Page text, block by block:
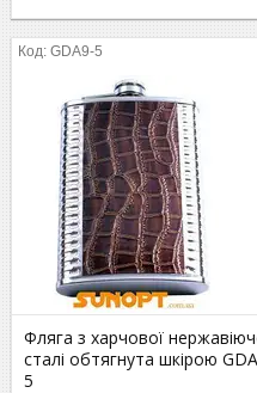
GDA9-5
Фляга з харчової
сталі обтягнута шкірою
5